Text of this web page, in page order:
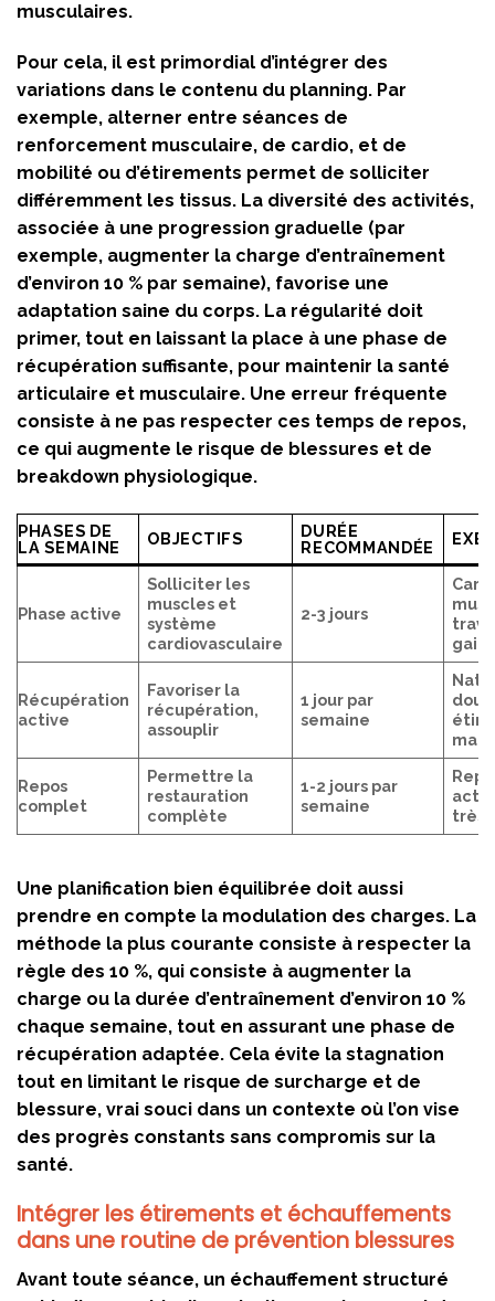
musculaires.
Pour cela, il est primordial d’intégrer des
variations dans le contenu du planning. Par
exemple, alterner entre séances de
renforcement musculaire, de cardio, et de
mobilité ou d’étirements permet de solliciter
différemment les tissus. La diversité des activités,
associée à une progression graduelle (par
exemple, augmenter la charge d’entraînement
d’environ 10 % par semaine), favorise une
adaptation saine du corps. La régularité doit
primer, tout en laissant la place à une phase de
récupération suffisante, pour maintenir la santé
articulaire et musculaire. Une erreur fréquente
consiste à ne pas respecter ces temps de repos,
ce qui augmente le risque de blessures et de
breakdown physiologique.
PHASES DE
LA SEMAINE
OBJECTIFS
DURÉE
RECOMMANDÉE
Phase active
Solliciter les
muscles et
système
cardiovasculaire
2-3 jours
Récupération
active
Favoriser la
récupération,
assouplir
1 jour par
semaine
Repos
complet
Permettre la
restauration
complète
1-2 jours par
semaine
très
Une planification bien équilibrée doit aussi
prendre en compte la modulation des charges. La
méthode la plus courante consiste à respecter la
règle des 10 %, qui consiste à augmenter la
charge ou la durée d’entraînement d’environ 10 %
chaque semaine, tout en assurant une phase de
récupération adaptée. Cela évite la stagnation
tout en limitant le risque de surcharge et de
blessure, vrai souci dans un contexte où l’on vise
des progrès constants sans compromis sur la
santé.
Intégrer les étirements et échauffements
dans une routine de prévention blessures
Avant toute séance, un échauffement structuré